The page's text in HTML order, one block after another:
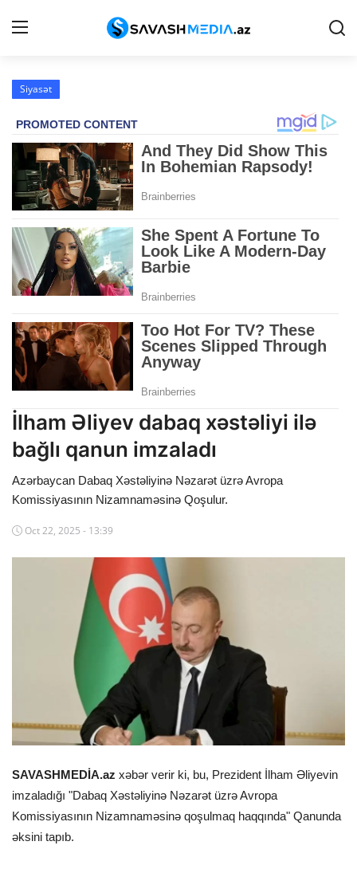
Haqqımızda
Peşə etikası
Reklam
Gündəm
Siyasət
Hadisə
Dünya
Cəmiyyət
İdman
Kriminal
Mövqe
Maraqlı
Siyasət
İlham Əliyev dabaq xəstəliyi ilə
bağlı qanun imzaladı
Azərbaycan Dabaq Xəstəliyinə Nəzarət üzrə Avropa
Komissiyasının Nizamnaməsinə Qoşulur.
Oct 22, 2025 - 13:39
SAVASHMEDİA.az xəbər verir ki, bu, Prezident İlham Əliyevin
imzaladığı "Dabaq Xəstəliyinə Nəzarət üzrə Avropa
Komissiyasının Nizamnaməsinə qoşulmaq haqqında" Qanunda
əksini tapıb.